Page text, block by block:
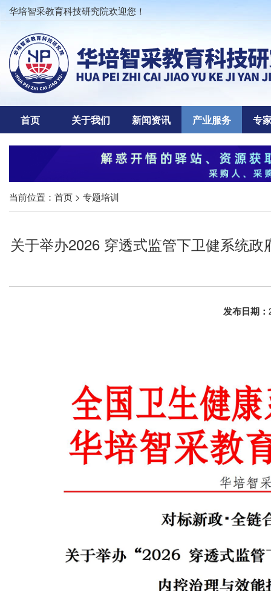
华培智采教育科技研究院欢迎您！
首页 关于我们 新闻资讯 产业服务 专
当前位置： 首页 > 专题培训
关于举办2026 穿透式监管下卫健系统
发布日期：